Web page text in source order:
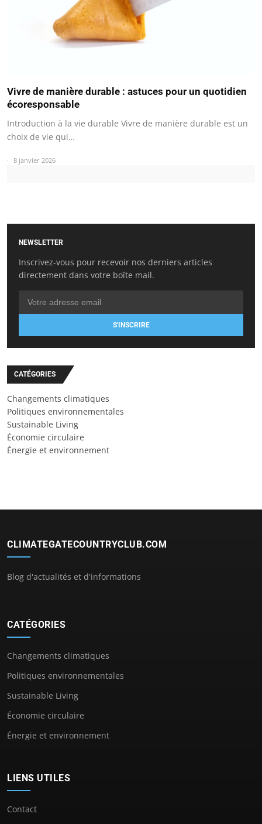
Vivre de manière durable : astuces pour un quotidien
écoresponsable
Introduction à la vie durable Vivre de manière durable est un
choix de vie qui…
8 janvier 2026
NEWSLETTER
Inscrivez-vous pour recevoir nos derniers articles
directement dans votre boîte mail.
S'INSCRIRE
CATÉGORIES
Changements climatiques
Politiques environnementales
Sustainable Living
Économie circulaire
Énergie et environnement
CLIMATEGATECOUNTRYCLUB.COM
Blog d'actualités et d'informations
CATÉGORIES
Changements climatiques
Politiques environnementales
Sustainable Living
Économie circulaire
Énergie et environnement
LIENS UTILES
Contact